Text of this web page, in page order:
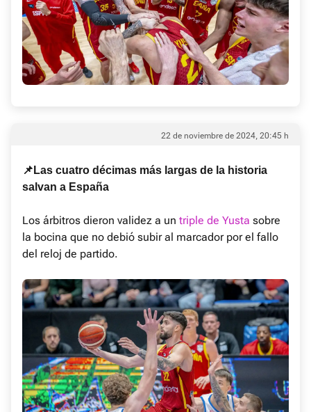
22 de noviembre de 2024, 20:45 h
📌Las cuatro décimas más largas de la historia
salvan a España
Los árbitros dieron validez a un triple de Yusta sobre
la bocina que no debió subir al marcador por el fallo
del reloj de partido.